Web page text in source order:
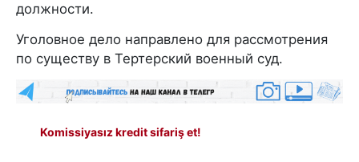
должности.
Уголовное дело направлено для рассмотрения
по существу в Тертерский военный суд.
Komissiyasız kredit sifariş et!